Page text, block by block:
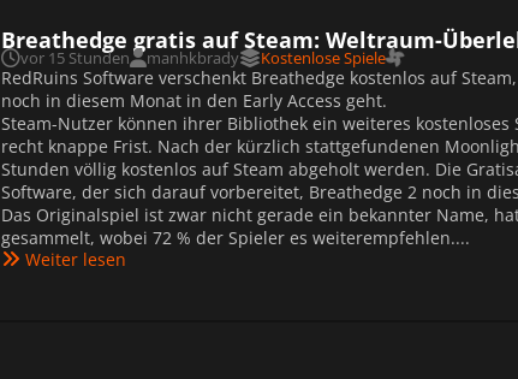
Breathedge gratis auf Steam: Weltraum-
vor 15 Stunden manhkbrady Kostenlose Spiele
RedRuins Software verschenkt Breathedge kostenlos auf
noch in diesem Monat in den Early Access geht.
Steam-Nutzer können ihrer Bibliothek ein weiteres
recht knappe Frist. Nach der kürzlich stattgefundenen
Stunden völlig kostenlos auf Steam abgeholt werden. Die
Software, der sich darauf vorbereitet, Breathedge 2 noch in
Das Originalspiel ist zwar nicht gerade ein bekannter Name,
gesammelt, wobei 72 % der Spieler es weiterempfehlen....
Weiter lesen